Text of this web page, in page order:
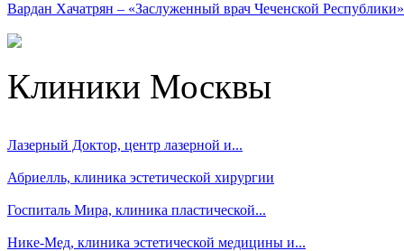
Вардан Хачатрян – «Заслуженный врач Чеченской Республики»
Клиники Москвы
Лазерный Доктор, центр лазерной и...
Абриелль, клиника эстетической хирургии
Госпиталь Мира, клиника пластической...
Нике-Мед, клиника эстетической медицины и...